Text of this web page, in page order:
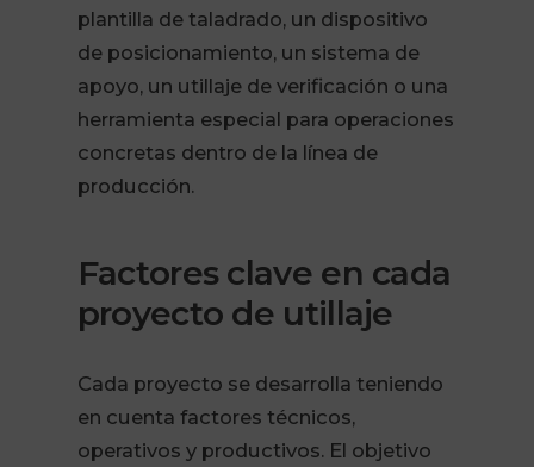
plantilla de taladrado, un dispositivo
de posicionamiento, un sistema de
apoyo, un utillaje de verificación o una
herramienta especial para operaciones
concretas dentro de la línea de
producción.
Factores clave en cada
proyecto de utillaje
Cada proyecto se desarrolla teniendo
en cuenta factores técnicos,
operativos y productivos. El objetivo